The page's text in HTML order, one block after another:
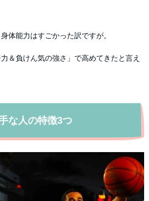
体能力はすごかった訳ですが。
＆負けん気の強さ」で高めてきたと言え
な人の特徴3つ